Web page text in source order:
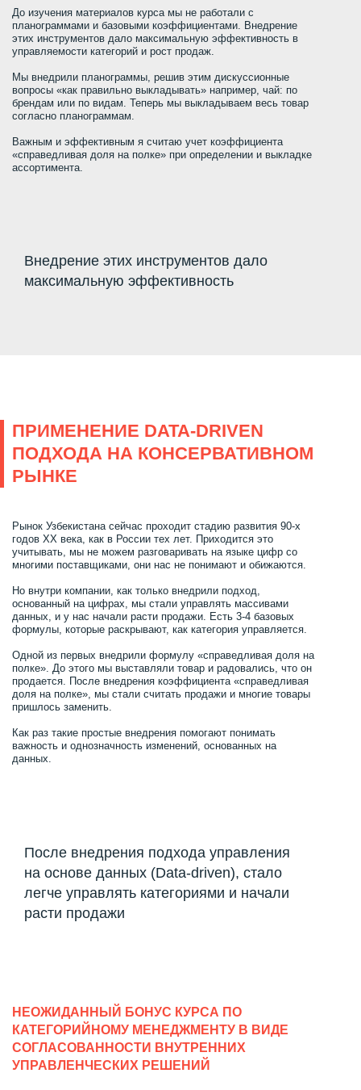
До изучения материалов курса мы не работали с
планограммами и базовыми коэффициентами. Внедрение
этих инструментов дало максимальную эффективность в
управляемости категорий и рост продаж.
Мы внедрили планограммы, решив этим дискуссионные
вопросы «как правильно выкладывать» например, чай: по
брендам или по видам. Теперь мы выкладываем весь товар
согласно планограммам.
Важным и эффективным я считаю учет коэффициента
«справедливая доля на полке» при определении и выкладке
ассортимента.
Внедрение этих инструментов дало
максимальную эффективность
ПРИМЕНЕНИЕ DATA-DRIVEN
ПОДХОДА НА КОНСЕРВАТИВНОМ
РЫНКЕ
Рынок Узбекистана сейчас проходит стадию развития 90-х
годов ХХ века, как в России тех лет. Приходится это
учитывать, мы не можем разговаривать на языке цифр со
многими поставщиками, они нас не понимают и обижаются.
Но внутри компании, как только внедрили подход,
основанный на цифрах, мы стали управлять массивами
данных, и у нас начали расти продажи. Есть 3-4 базовых
формулы, которые раскрывают, как категория управляется.
Одной из первых внедрили формулу «справедливая доля на
полке». До этого мы выставляли товар и радовались, что он
продается. После внедрения коэффициента «справедливая
доля на полке», мы стали считать продажи и многие товары
пришлось заменить.
Как раз такие простые внедрения помогают понимать
важность и однозначность изменений, основанных на
данных.
После внедрения подхода управления
на основе данных (Data-driven), стало
легче управлять категориями и начали
расти продажи
НЕОЖИДАННЫЙ БОНУС КУРСА ПО
КАТЕГОРИЙНОМУ МЕНЕДЖМЕНТУ В ВИДЕ
СОГЛАСОВАННОСТИ ВНУТРЕННИХ
УПРАВЛЕНЧЕСКИХ РЕШЕНИЙ